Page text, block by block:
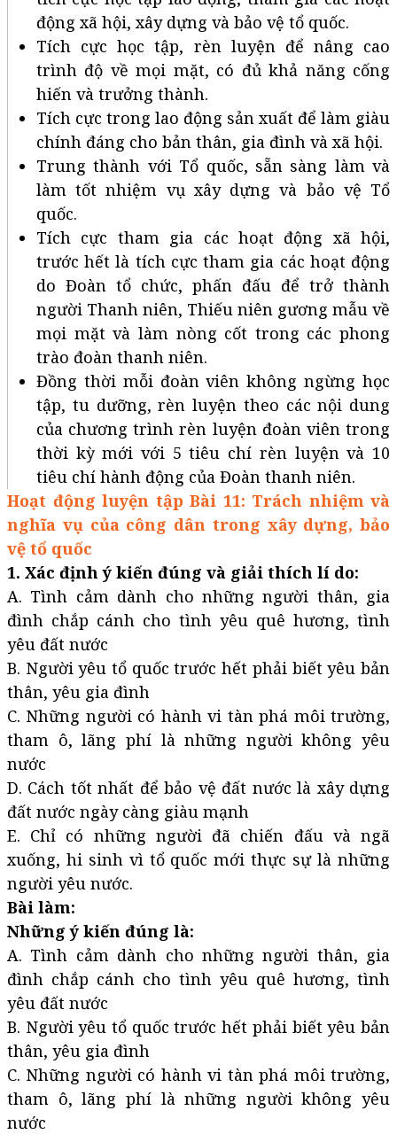
động xã hội, xây dựng và bảo vệ tổ quốc.
Tích cực học tập, rèn luyện để nâng cao
trình độ về mọi mặt, có đủ khả năng cống
hiến và trưởng thành.
Tích cực trong lao động sản xuất để làm giàu
chính đáng cho bản thân, gia đình và xã hội.
Trung thành với Tổ quốc, sẵn sàng làm và
làm tốt nhiệm vụ xây dựng và bảo vệ Tổ
quốc.
Tích cực tham gia các hoạt động xã hội,
trước hết là tích cực tham gia các hoạt động
do Đoàn tổ chức, phấn đấu để trở thành
người Thanh niên, Thiếu niên gương mẫu về
mọi mặt và làm nòng cốt trong các phong
trào đoàn thanh niên.
Đồng thời mỗi đoàn viên không ngừng học
tập, tu dưỡng, rèn luyện theo các nội dung
của chương trình rèn luyện đoàn viên trong
thời kỳ mới với 5 tiêu chí rèn luyện và 10
tiêu chí hành động của Đoàn thanh niên.
Hoạt động luyện tập Bài 11: Trách nhiệm và
nghĩa vụ của công dân trong xây dựng, bảo
vệ tổ quốc
1. Xác định ý kiến đúng và giải thích lí do:
A. Tình cảm dành cho những người thân, gia
đình chắp cánh cho tình yêu quê hương, tình
yêu đất nước
B. Người yêu tổ quốc trước hết phải biết yêu bản
thân, yêu gia đình
C. Những người có hành vi tàn phá môi trường,
tham ô, lãng phí là những người không yêu
nước
D. Cách tốt nhất để bảo vệ đất nước là xây dựng
đất nước ngày càng giàu mạnh
E. Chỉ có những người đã chiến đấu và ngã
xuống, hi sinh vì tổ quốc mới thực sự là những
người yêu nước.
Bài làm:
Những ý kiến đúng là:
A. Tình cảm dành cho những người thân, gia
đình chắp cánh cho tình yêu quê hương, tình
yêu đất nước
B. Người yêu tổ quốc trước hết phải biết yêu bản
thân, yêu gia đình
C. Những người có hành vi tàn phá môi trường,
tham ô, lãng phí là những người không yêu
nước